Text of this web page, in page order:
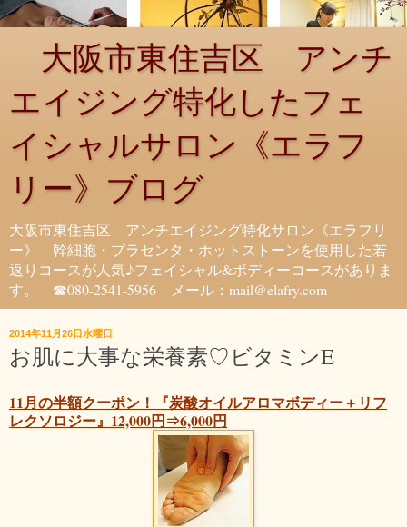
大阪市東住吉区 アンチ
エイジング特化したフェ
イシャルサロン《エラフ
リー》ブログ
大阪市東住吉区 アンチエイジング特化サロン《エラフリ
ー》 幹細胞・プラセンタ・ホットストーンを使用した若
返りコースが人気♪フェイシャル&ボディーコースがありま
す。 ☎080-2541-5956 メール：mail@elafry.com
2014年11月26日水曜日
お肌に大事な栄養素♡ビタミンE
11月の半額クーポン！『炭酸オイルアロマボディー＋リフ
レクソロジー』12,000円⇒6,000円